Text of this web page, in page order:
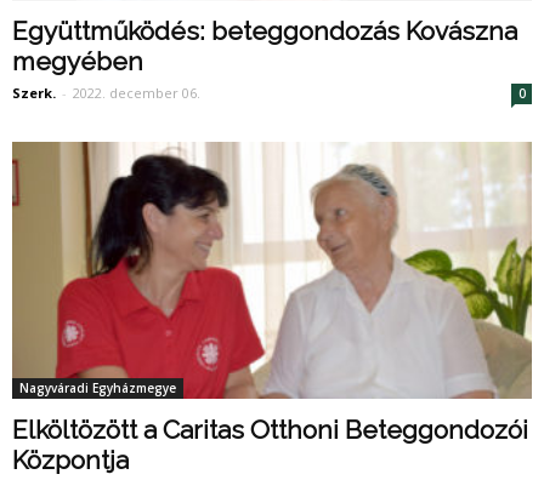
Együttműködés: beteggondozás Kovászna
megyében
Szerk. - 2022. december 06. 0
Nagyváradi Egyházmegye
Elköltözött a Caritas Otthoni Beteggondozói
Központja